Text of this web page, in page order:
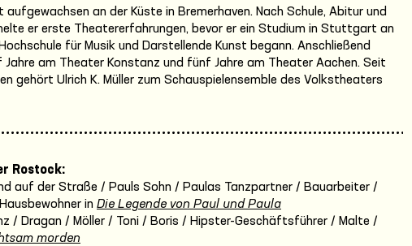
aufgewachsen an der Küste in Bremerhaven. Nach Schule, Abitur und
er erste Theatererfahrungen, bevor er ein Studium in Stuttgart an
für Musik und Darstellende Kunst begann. Anschließend
am Theater Konstanz und fünf Jahre am Theater Aachen. Seit
gehört Ulrich K. Müller zum Schauspielensemble des Volkstheaters
Rostock:
auf der Straße / Pauls Sohn / Paulas Tanzpartner / Bauarbeiter /
in Die Legende von Paul und Paula
/ Dragan / Möller / Toni / Boris / Hipster-Geschäftsführer / Malte /
morden